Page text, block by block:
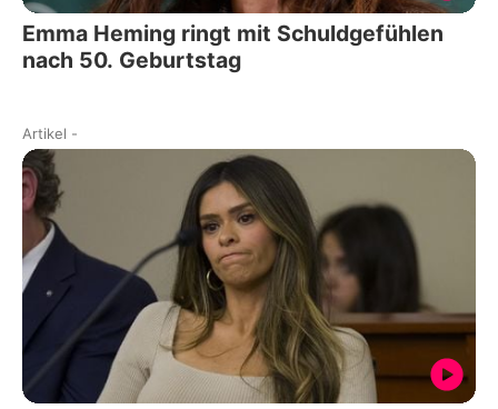
Emma Heming ringt mit Schuldgefühlen
nach 50. Geburtstag
Artikel -